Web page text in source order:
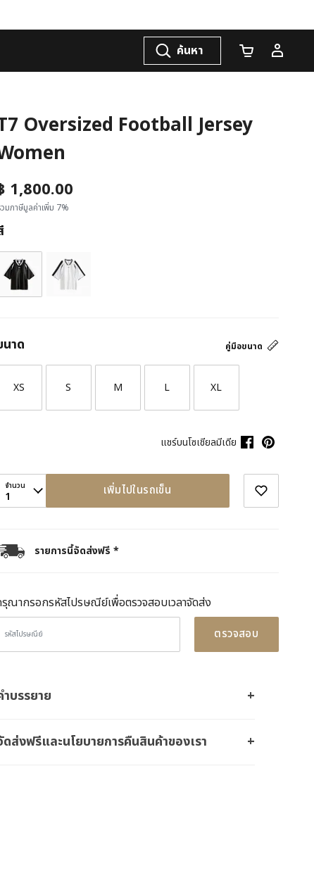
ค้นหา จำนวนรถเข็น
Oversized Football Jersey
1,800.00
มภาษีมูลค่าเพิ่ม 7%
คู่มือขนาด
นาด
XS S M L XL
แชร์บนโซเชียลมีเดีย
จำนวน
1 เพิ่มไปในรถเข็น
รายการนี้จัดส่งฟรี *
ณากรอกรหัสไปรษณีย์เพื่อตรวจสอบเวลาจัดส่ง
ตรวจสอบ
ำบรรยาย
ดส่งฟรีและนโยบายการคืนสินค้าของเรา